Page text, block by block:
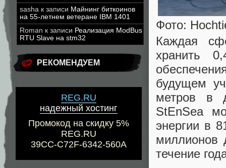
sasha к записи Майнинг биткоинов
на 55-летнем ветеране IBM 1401
Roman к записи Реализация ModBus
RTU Slave на stm32
РЕКОМЕНДУЕМ
REG.RU
надежный хостинг
Промокод на скидку 5%
REG.RU
39CC-C72F-6342-560A
Фото:
Каждая
хранить
будущем
метров в
StEnSea
энергии в
миллионов
течение